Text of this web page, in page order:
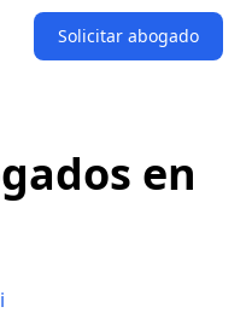
Solicitar abogado
en